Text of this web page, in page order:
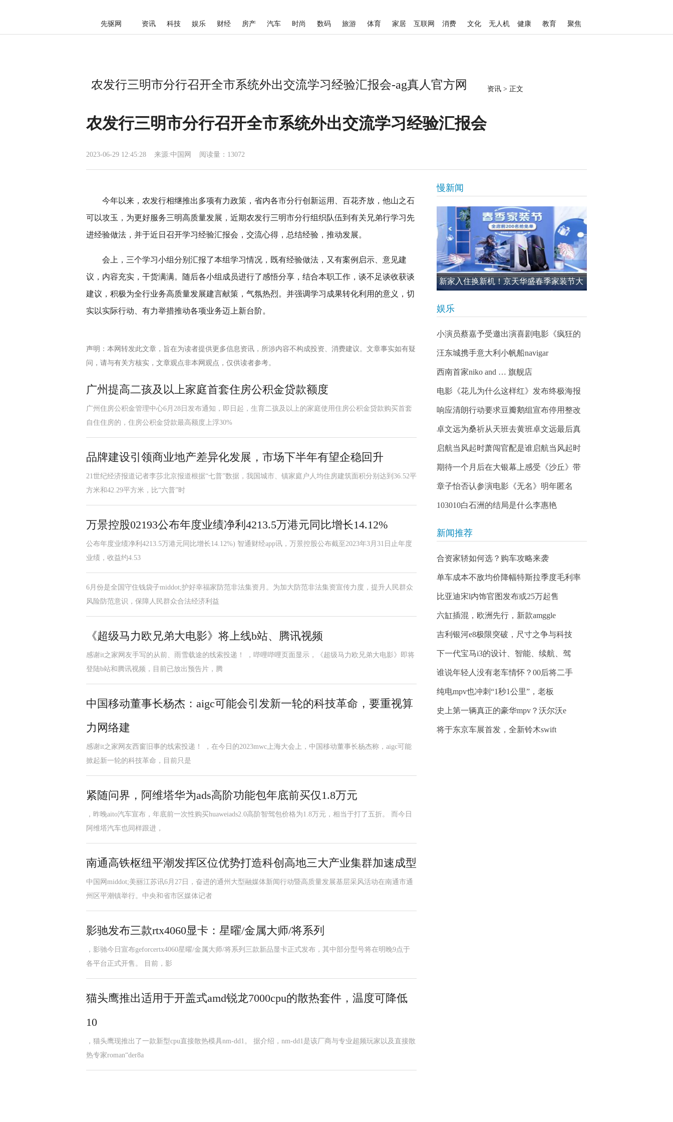
先驱网 资讯 科技 娱乐 财经 房产 汽车 时尚 数码 旅游 体育 家居 互联网 消费 文化 无人机 健康 教育 聚焦
农发行三明市分行召开全市系统外出交流学习经验汇报会-ag真人官方网 资讯 > 正文
农发行三明市分行召开全市系统外出交流学习经验汇报会
2023-06-29 12:45:28 来源:中国网 阅读量：13072
今年以来，农发行相继推出多项有力政策，省内各市分行创新运用、百花齐放，他山之石
可以攻玉，为更好服务三明高质量发展，近期农发行三明市分行组织队伍到有关兄弟行学习先
进经验做法，并于近日召开学习经验汇报会，交流心得，总结经验，推动发展。
会上，三个学习小组分别汇报了本组学习情况，既有经验做法，又有案例启示、意见建
议，内容充实，干货满满。随后各小组成员进行了感悟分享，结合本职工作，谈不足谈收获谈
建议，积极为全行业务高质量发展建言献策，气氛热烈。并强调学习成果转化利用的意义，切
实以实际行动、有力举措推动各项业务迈上新台阶。
声明：本网转发此文章，旨在为读者提供更多信息资讯，所涉内容不构成投资、消费建议。文章事实如有疑
问，请与有关方核实，文章观点非本网观点，仅供读者参考。
广州提高二孩及以上家庭首套住房公积金贷款额度
广州住房公积金管理中心6月28日发布通知，即日起，生育二孩及以上的家庭使用住房公积金贷款购买首套
自住住房的，住房公积金贷款最高额度上浮30%
品牌建设引领商业地产差异化发展，市场下半年有望企稳回升
21世纪经济报道记者李莎北京报道根据“七普”数据，我国城市、镇家庭户人均住房建筑面积分别达到36.52平
方米和42.29平方米，比“六普”时
万景控股02193公布年度业绩净利4213.5万港元同比增长14.12%
公布年度业绩净利4213.5万港元同比增长14.12%) 智通财经app讯，万景控股公布截至2023年3月31日止年度
业绩，收益约4.53
6月份是全国守住钱袋子middot;护好幸福家防范非法集资月。为加大防范非法集资宣传力度，提升人民群众
风险防范意识，保障人民群众合法经济利益
《超级马力欧兄弟大电影》将上线b站、腾讯视频
感谢it之家网友手写的从前、雨雪载途的线索投递！ ，哔哩哔哩页面显示，《超级马力欧兄弟大电影》即将
登陆b站和腾讯视频，目前已放出预告片，腾
中国移动董事长杨杰：aigc可能会引发新一轮的科技革命，要重视算
力网络建
感谢it之家网友西窗旧事的线索投递！ ，在今日的2023mwc上海大会上，中国移动董事长杨杰称，aigc可能
掀起新一轮的科技革命，目前只是
紧随问界，阿维塔华为ads高阶功能包年底前买仅1.8万元
，昨晚aito汽车宣布，年底前一次性购买huaweiads2.0高阶智驾包价格为1.8万元，相当于打了五折。 而今日
阿维塔汽车也同样跟进，
南通高铁枢纽平潮发挥区位优势打造科创高地三大产业集群加速成型
中国网middot;美丽江苏讯6月27日，奋进的通州大型融媒体新闻行动暨高质量发展基层采风活动在南通市通
州区平潮镇举行。中央和省市区媒体记者
影驰发布三款rtx4060显卡：星曜/金属大师/将系列
，影驰今日宣布geforcertx4060星曜/金属大师/将系列三款新品显卡正式发布，其中部分型号将在明晚9点于
各平台正式开售。 目前，影
猫头鹰推出适用于开盖式amd锐龙7000cpu的散热套件，温度可降低
10
，猫头鹰现推出了一款新型cpu直接散热模具nm-dd1。 据介绍，nm-dd1是该厂商与专业超频玩家以及直接散
热专家roman“der8a
慢新闻
新家入住换新机！京天华盛春季家装节大
娱乐
小演员蔡嘉予受邀出演喜剧电影《疯狂的
汪东城携手意大利小帆船navigar
西南首家niko and … 旗舰店
电影《花儿为什么这样红》发布终极海报
响应清朗行动要求豆瓣鹅组宣布停用整改
卓文远为桑祈从天班去黄班卓文远最后真
启航当风起时萧闯官配是谁启航当风起时
期待一个月后在大银幕上感受《沙丘》带
章子怡否认参演电影《无名》明年匿名
103010白石洲的结局是什么李惠艳
新闻推荐
合资家轿如何选？购车攻略来袭
单车成本不敌均价降幅特斯拉季度毛利率
比亚迪宋l内饰官图发布或25万起售
六缸插混，欧洲先行，新款amggle
吉利银河e8极限突破，尺寸之争与科技
下一代宝马i3的设计、智能、续航、驾
谁说年轻人没有老车情怀？00后将二手
纯电mpv也冲刺“1秒1公里”，老板
史上第一辆真正的豪华mpv？沃尔沃e
将于东京车展首发，全新铃木swift